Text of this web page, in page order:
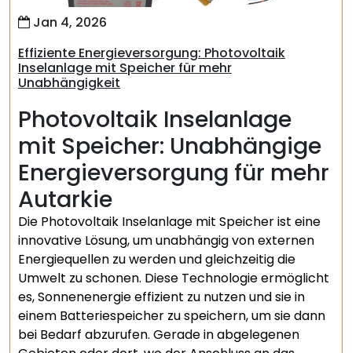
Jan 4, 2026
Effiziente Energieversorgung: Photovoltaik
Inselanlage mit Speicher für mehr
Unabhängigkeit
Photovoltaik Inselanlage
mit Speicher: Unabhängige
Energieversorgung für mehr
Autarkie
Die Photovoltaik Inselanlage mit Speicher ist eine
innovative Lösung, um unabhängig von externen
Energiequellen zu werden und gleichzeitig die
Umwelt zu schonen. Diese Technologie ermöglicht
es, Sonnenenergie effizient zu nutzen und sie in
einem Batteriespeicher zu speichern, um sie dann
bei Bedarf abzurufen. Gerade in abgelegenen